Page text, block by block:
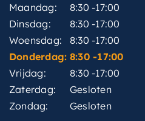
Maandag:
8:30 -17:00
Dinsdag:
8:30 -17:00
Woensdag:
8:30 -17:00
Donderdag: 8:30 -17:00
Vrijdag:
8:30 -17:00
Zaterdag:
Gesloten
Zondag:
Gesloten